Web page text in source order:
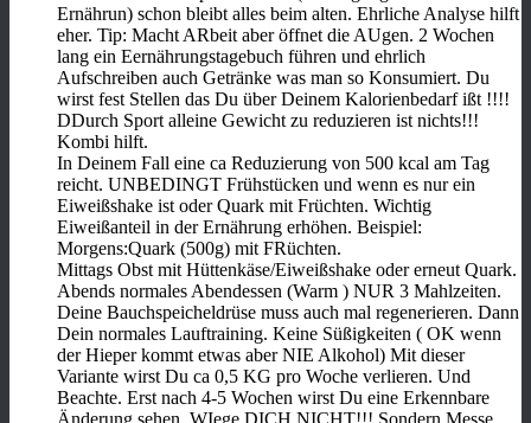
Ernährun) schon bleibt alles beim alten. Ehrliche Analyse hilft
eher. Tip: Macht ARbeit aber öffnet die AUgen. 2 Wochen
lang ein Eernährungstagebuch führen und ehrlich
Aufschreiben auch Getränke was man so Konsumiert. Du
wirst fest Stellen das Du über Deinem Kalorienbedarf ißt !!!!
DDurch Sport alleine Gewicht zu reduzieren ist nichts!!!
Kombi hilft.
In Deinem Fall eine ca Reduzierung von 500 kcal am Tag
reicht. UNBEDINGT Frühstücken und wenn es nur ein
Eiweißshake ist oder Quark mit Früchten. Wichtig
Eiweißanteil in der Ernährung erhöhen. Beispiel:
Morgens:Quark (500g) mit FRüchten.
Mittags Obst mit Hüttenkäse/Eiweißshake oder erneut Quark.
Abends normales Abendessen (Warm ) NUR 3 Mahlzeiten.
Deine Bauchspeicheldrüse muss auch mal regenerieren. Dann
Dein normales Lauftraining. Keine Süßigkeiten ( OK wenn
der Hieper kommt etwas aber NIE Alkohol) Mit dieser
Variante wirst Du ca 0,5 KG pro Woche verlieren. Und
Beachte. Erst nach 4-5 Wochen wirst Du eine Erkennbare